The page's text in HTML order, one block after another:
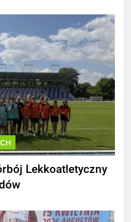
Lekkoatletyczny